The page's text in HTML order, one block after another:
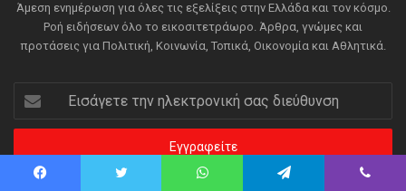
Άμεση ενημέρωση για όλες τις εξελίξεις στην Ελλάδα και τον κόσμο.
Ροή ειδήσεων όλο το εικοσιτετράωρο. Άρθρα, γνώμες και
προτάσεις για Πολιτική, Κοινωνία, Τοπικά, Οικονομία και Αθλητικά.
Εισάγετε
την
ηλεκτρονική
διεύθυνση